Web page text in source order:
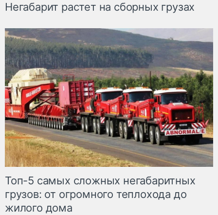
Негабарит растет на сборных грузах
Топ-5 самых сложных негабаритных
грузов: от огромного теплохода до
жилого дома